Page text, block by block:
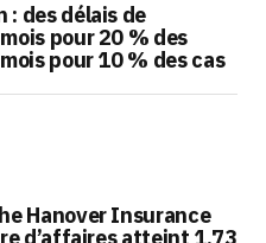
des délais de
pour 20 % des
pour 10 % des cas
Hanover Insurance